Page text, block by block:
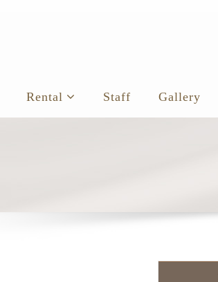
Rental Staff Gallery